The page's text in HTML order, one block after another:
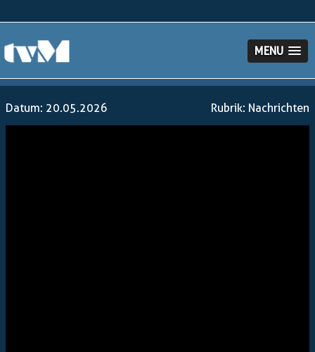
MENU
Datum: 20.05.2026 Rubrik: Nachrichten